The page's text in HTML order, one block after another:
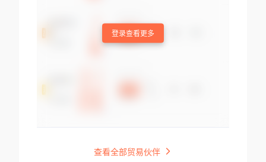
登录查看更多
查看全部贸易伙伴